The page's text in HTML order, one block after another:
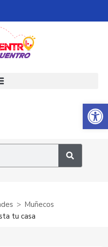
Abrir
Muñecos
tu casa